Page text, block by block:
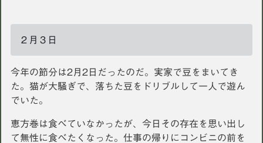
２月３日
今年の節分は2月2日だったのだ。実家で豆をまいてき
た。猫が大騒ぎで、落ちた豆をドリブルして一人で遊ん
でいた。
恵方巻は食べていなかったが、今日その存在を思い出し
て無性に食べたくなった。仕事の帰りにコンビニの前を